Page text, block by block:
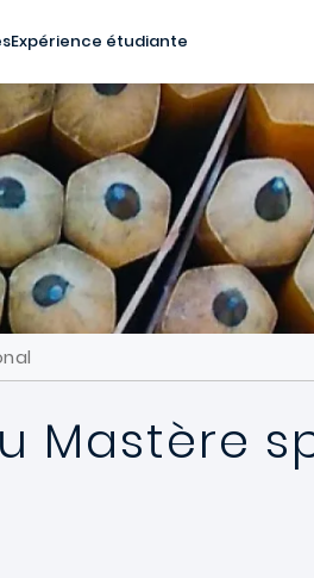
Expérience étudiante
Mastère